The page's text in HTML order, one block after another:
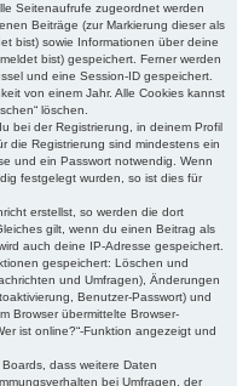
Seitenaufrufe zugeordnet werden
Beiträge (zur Markierung dieser als
bist) sowie Informationen über deine
bist) gespeichert. Ferner werden
und eine Session-ID gespeichert.
von einem Jahr. Alle Cookies kannst
löschen.
bei der Registrierung, in deinem Profil
die Registrierung sind mindestens ein
und ein Passwort notwendig. Wenn
festgelegt wurden, so ist dies für
erstellst, so werden die dort
gilt, wenn du einen Beitrag als
auch deine IP-Adresse gespeichert.
gespeichert: Löschen und
und Umfragen), Änderungen
Benutzer-Passwort) und
Browser übermittelte Browser-
ist online?“-Funktion angezeigt und
dass weitere Daten
bei Umfragen, der